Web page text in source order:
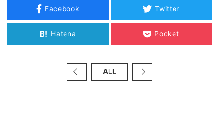
Facebook Twitter
B! Hatena Pocket
ALL